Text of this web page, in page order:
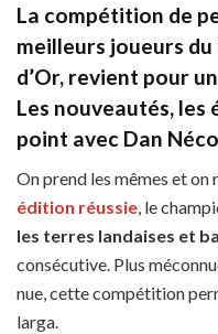
La compétition de
meilleurs joueurs du
d’Or, revient pour
Les nouveautés, les
point avec Dan
On prend les mêmes et on
édition réussie, le
les terres landaises et
consécutive. Plus
nue, cette compétition
larga.